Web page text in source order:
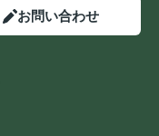
お問い合わせ